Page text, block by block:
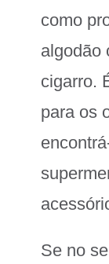
como
algodão
cigarro.
para os
Se no